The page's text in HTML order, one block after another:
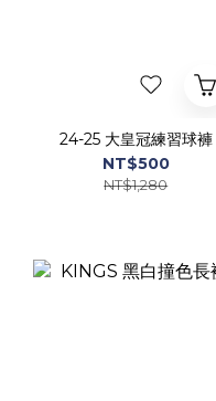
24-25 大皇冠練習球褲
NT$500
NT$1,280